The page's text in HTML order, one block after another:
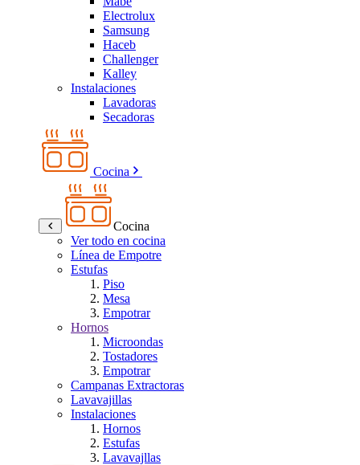
Electrolux
Samsung
Haceb
Challenger
Kalley
Instalaciones
Lavadoras
Secadoras
Cocina
Cocina
Ver todo en cocina
Línea de Empotre
Estufas
Piso
Mesa
Empotrar
Hornos
Microondas
Tostadores
Empotrar
Campanas Extractoras
Lavavajillas
Instalaciones
Hornos
Estufas
Lavavajllas